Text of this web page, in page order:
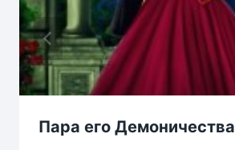
Пара его Демоничества